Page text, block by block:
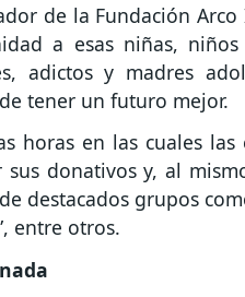
de la Fundación
a esas niñas,
adictos y madres
tener un futuro mejor.
horas en las cuales las
donativos y, al
destacados grupos
entre otros.